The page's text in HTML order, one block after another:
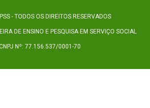
- TODOS OS DIREITOS RESERVADOS
DE ENSINO E PESQUISA EM SERVIÇO SOCIAL
CNPJ Nº: 77.156.537/0001-70